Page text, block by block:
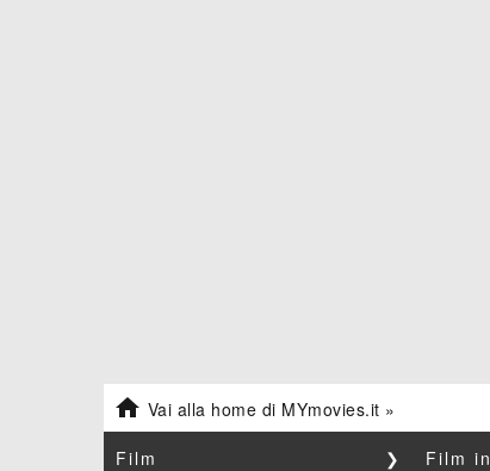
 Vai alla home di MYmovies.it »
Film ❯ Film